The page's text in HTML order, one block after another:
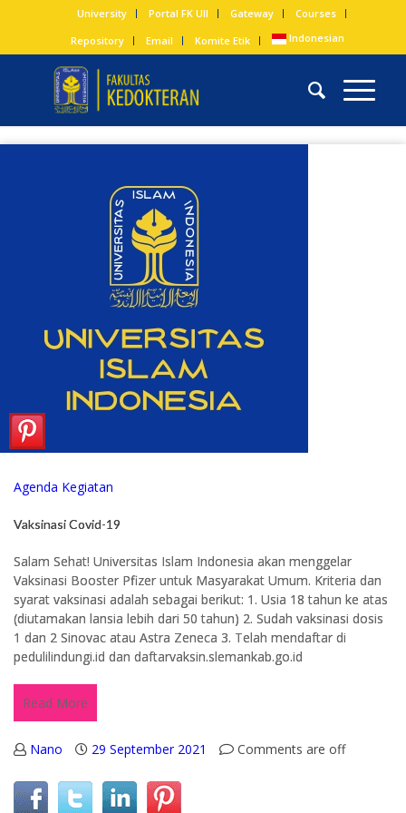
University Portal FK UII Gateway
Courses
Repository
Email Komite Etik Indonesian
Agenda Kegiatan
Vaksinasi Covid-19
Salam Sehat! Universitas Islam Indonesia akan menggelar
Vaksinasi Booster Pfizer untuk Masyarakat Umum. Kriteria dan
syarat vaksinasi adalah sebagai berikut: 1. Usia 18 tahun ke atas
(diutamakan lansia lebih dari 50 tahun) 2. Sudah vaksinasi dosis
1 dan 2 Sinovac atau Astra Zeneca 3. Telah mendaftar di
pedulilindungi.id dan daftarvaksin.slemankab.go.id
Read More
Nano 29 September 2021 Comments are off